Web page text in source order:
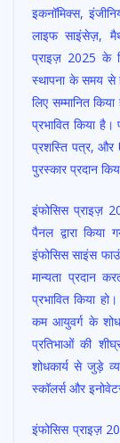
इकनॉमिक्स,
लाइफ साइंसेज़,
प्राइज़ 2025 के
स्थापना के समय से
लिए सम्मानित
प्रभावित किया
प्रशस्ति पत्र, और
पुरस्कार प्रदान
इंफोसिस प्राइज़
पैनल द्वारा
इंफोसिस साइंस
मान्यता प्रदान
प्रभावित किया
कम आयुवर्ग के
प्रतिभाओं की
शोधकार्य से जुड़े
स्कॉलर्स और
इंफोसिस प्राइज़